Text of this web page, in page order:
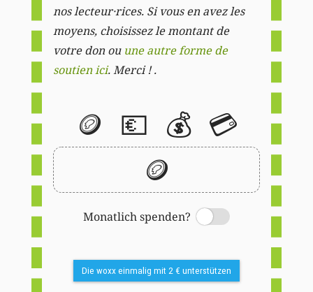
nos lecteur·rices. Si vous en avez les
moyens, choisissez le montant de
votre don ou une autre forme de
soutien ici. Merci ! .
🪙 💶 💰 💳
🪙
Monatlich spenden?
Switch
Die woxx einmalig mit 2 € unterstützen